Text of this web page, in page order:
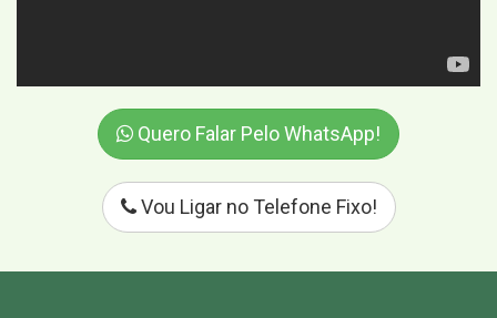
Quero Falar Pelo WhatsApp!
Vou Ligar no Telefone Fixo!